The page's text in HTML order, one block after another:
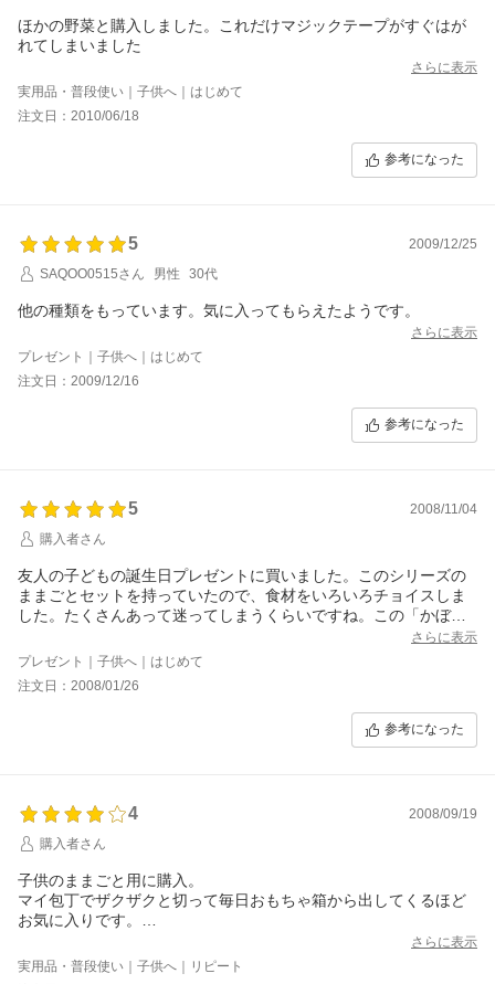
ほかの野菜と購入しました。これだけマジックテープがすぐはが
れてしまいました
さらに表示
実用品・普段使い｜子供へ｜はじめて
注文日：2010/06/18
参考になった
5
2009/12/25
SAQOO0515さん
男性 30代
他の種類をもっています。気に入ってもらえたようです。
さらに表示
プレゼント｜子供へ｜はじめて
注文日：2009/12/16
参考になった
5
2008/11/04
購入者さん
友人の子どもの誕生日プレゼントに買いました。このシリーズの
ままごとセットを持っていたので、食材をいろいろチョイスしま
した。たくさんあって迷ってしまうくらいですね。この「かぼち
さらに表示
プレゼント｜子供へ｜はじめて
注文日：2008/01/26
参考になった
4
2008/09/19
購入者さん
子供のままごと用に購入。
マイ包丁でザクザクと切って毎日おもちゃ箱から出してくるほど
お気に入りです。
ただ、マジックテープが一度ざくっと切っただけではずれること
が、りんごと大根でおこりました。
あまりにも簡単に外れることが気になりました。
さらに表示
実用品・普段使い｜子供へ｜リピート